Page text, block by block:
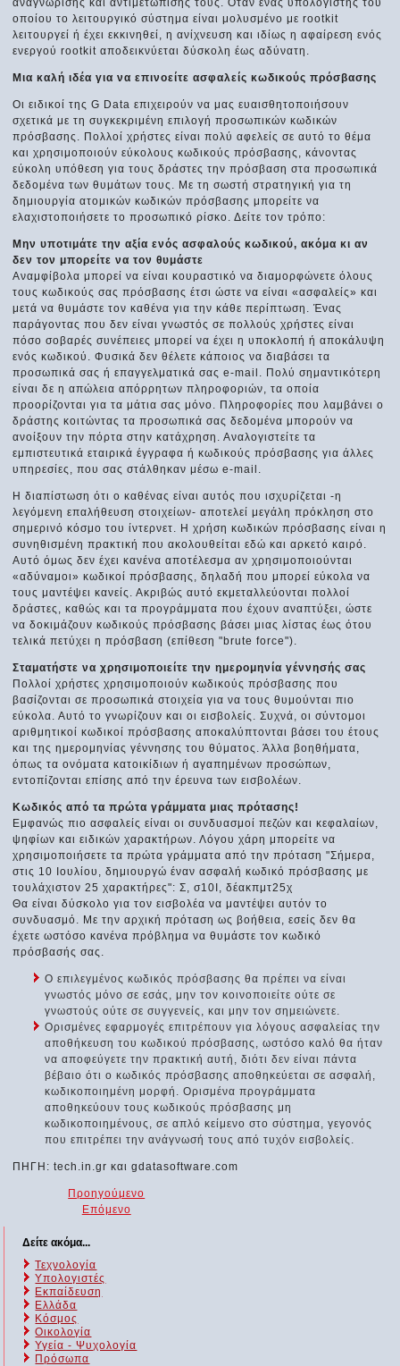
αναγνώρισης και αντιμετώπισής τους. Όταν ένας υπολογιστής του
οποίου το λειτουργικό σύστημα είναι μολυσμένο με rootkit
λειτουργεί ή έχει εκκινηθεί, η ανίχνευση και ιδίως η αφαίρεση ενός
ενεργού rootkit αποδεικνύεται δύσκολη έως αδύνατη.
Μια καλή ιδέα για να επινοείτε ασφαλείς κωδικούς πρόσβασης
Οι ειδικοί της G Data επιχειρούν να μας ευαισθητοποιήσουν
σχετικά με τη συγκεκριμένη επιλογή προσωπικών κωδικών
πρόσβασης. Πολλοί χρήστες είναι πολύ αφελείς σε αυτό το θέμα
και χρησιμοποιούν εύκολους κωδικούς πρόσβασης, κάνοντας
εύκολη υπόθεση για τους δράστες την πρόσβαση στα προσωπικά
δεδομένα των θυμάτων τους. Με τη σωστή στρατηγική για τη
δημιουργία ατομικών κωδικών πρόσβασης μπορείτε να
ελαχιστοποιήσετε το προσωπικό ρίσκο. Δείτε τον τρόπο:
Μην υποτιμάτε την αξία ενός ασφαλούς κωδικού, ακόμα κι αν
δεν τον μπορείτε να τον θυμάστε
Αναμφίβολα μπορεί να είναι κουραστικό να διαμορφώνετε όλους
τους κωδικούς σας πρόσβασης έτσι ώστε να είναι «ασφαλείς» και
μετά να θυμάστε τον καθένα για την κάθε περίπτωση. Ένας
παράγοντας που δεν είναι γνωστός σε πολλούς χρήστες είναι
πόσο σοβαρές συνέπειες μπορεί να έχει η υποκλοπή ή αποκάλυψη
ενός κωδικού. Φυσικά δεν θέλετε κάποιος να διαβάσει τα
προσωπικά σας ή επαγγελματικά σας e-mail. Πολύ σημαντικότερη
είναι δε η απώλεια απόρρητων πληροφοριών, τα οποία
προορίζονται για τα μάτια σας μόνο. Πληροφορίες που λαμβάνει ο
δράστης κοιτώντας τα προσωπικά σας δεδομένα μπορούν να
ανοίξουν την πόρτα στην κατάχρηση. Αναλογιστείτε τα
εμπιστευτικά εταιρικά έγγραφα ή κωδικούς πρόσβασης για άλλες
υπηρεσίες, που σας στάλθηκαν μέσω e-mail.
Η διαπίστωση ότι ο καθένας είναι αυτός που ισχυρίζεται -η
λεγόμενη επαλήθευση στοιχείων- αποτελεί μεγάλη πρόκληση στο
σημερινό κόσμο του ίντερνετ. Η χρήση κωδικών πρόσβασης είναι η
συνηθισμένη πρακτική που ακολουθείται εδώ και αρκετό καιρό.
Αυτό όμως δεν έχει κανένα αποτέλεσμα αν χρησιμοποιούνται
«αδύναμοι» κωδικοί πρόσβασης, δηλαδή που μπορεί εύκολα να
τους μαντέψει κανείς. Ακριβώς αυτό εκμεταλλεύονται πολλοί
δράστες, καθώς και τα προγράμματα που έχουν αναπτύξει, ώστε
να δοκιμάζουν κωδικούς πρόσβασης βάσει μιας λίστας έως ότου
τελικά πετύχει η πρόσβαση (επίθεση "brute force").
Σταματήστε να χρησιμοποιείτε την ημερομηνία γέννησής σας
Πολλοί χρήστες χρησιμοποιούν κωδικούς πρόσβασης που
βασίζονται σε προσωπικά στοιχεία για να τους θυμούνται πιο
εύκολα. Αυτό το γνωρίζουν και οι εισβολείς. Συχνά, οι σύντομοι
αριθμητικοί κωδικοί πρόσβασης αποκαλύπτονται βάσει του έτους
και της ημερομηνίας γέννησης του θύματος. Άλλα βοηθήματα,
όπως τα ονόματα κατοικίδιων ή αγαπημένων προσώπων,
εντοπίζονται επίσης από την έρευνα των εισβολέων.
Κωδικός από τα πρώτα γράμματα μιας πρότασης!
Εμφανώς πιο ασφαλείς είναι οι συνδυασμοί πεζών και κεφαλαίων,
ψηφίων και ειδικών χαρακτήρων. Λόγου χάρη μπορείτε να
χρησιμοποιήσετε τα πρώτα γράμματα από την πρόταση "Σήμερα,
στις 10 Ιουλίου, δημιουργώ έναν ασφαλή κωδικό πρόσβασης με
τουλάχιστον 25 χαρακτήρες": Σ, σ10Ι, δέακπμτ25χ
Θα είναι δύσκολο για τον εισβολέα να μαντέψει αυτόν το
συνδυασμό. Με την αρχική πρόταση ως βοήθεια, εσείς δεν θα
έχετε ωστόσο κανένα πρόβλημα να θυμάστε τον κωδικό
πρόσβασής σας.
Ο επιλεγμένος κωδικός πρόσβασης θα πρέπει να είναι
γνωστός μόνο σε εσάς, μην τον κοινοποιείτε ούτε σε
γνωστούς ούτε σε συγγενείς, και μην τον σημειώνετε.
Ορισμένες εφαρμογές επιτρέπουν για λόγους ασφαλείας την
αποθήκευση του κωδικού πρόσβασης, ωστόσο καλό θα ήταν
να αποφεύγετε την πρακτική αυτή, διότι δεν είναι πάντα
βέβαιο ότι ο κωδικός πρόσβασης αποθηκεύεται σε ασφαλή,
κωδικοποιημένη μορφή. Ορισμένα προγράμματα
αποθηκεύουν τους κωδικούς πρόσβασης μη
κωδικοποιημένους, σε απλό κείμενο στο σύστημα, γεγονός
που επιτρέπει την ανάγνωσή τους από τυχόν εισβολείς.
ΠΗΓΗ: tech.in.gr και gdatasoftware.com
Προηγούμενο
Επόμενο
Δείτε ακόμα...
Τεχνολογία
Υπολογιστές
Εκπαίδευση
Ελλάδα
Κόσμος
Οικολογία
Υγεία - Ψυχολογία
Πρόσωπα